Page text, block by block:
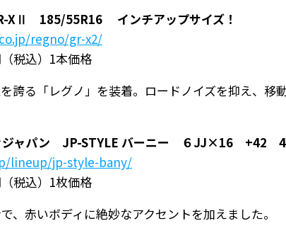
XⅡ 185/55R16 インチアップサイズ！
regno/gr-x2/
税込）1本価格
誇る「レグノ」を装着。ロードノイズを抑え、移
ジャパン JP-STYLE バーニー ６JJ×16 +42
lineup/jp-style-bany/
税込）1枚価格
、赤いボディに絶妙なアクセントを加えました。